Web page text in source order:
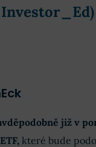
již v
které bude